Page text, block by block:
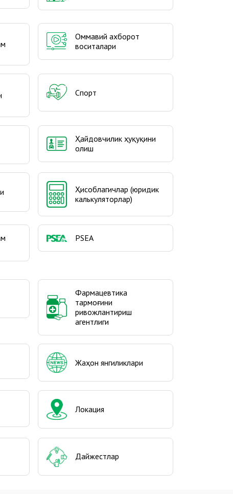
Оммавий ахборот
воситалари
Спорт
Ҳайдовчилик ҳуқуқини
олиш
Ҳисоблагичлар (юридик
калькуляторлар)
PSEA
Фармацевтика
тармоғини
ривожлантириш
агентлиги
Жаҳон янгиликлари
Локация
Дайжестлар